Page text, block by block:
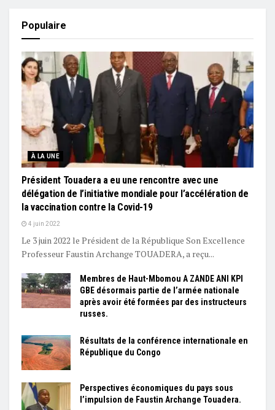
Populaire
À LA UNE
Président Touadera a eu une rencontre avec une
délégation de l’initiative mondiale pour l’accélération de
la vaccination contre la Covid-19
4 juin 2022
Le 3 juin 2022 le Président de la République Son Excellence
Professeur Faustin Archange TOUADERA, a reçu...
Membres de Haut-Mbomou A ZANDE ANI KPI
GBE désormais partie de l’armée nationale
après avoir été formées par des instructeurs
russes.
Résultats de la conférence internationale en
République du Congo
Perspectives économiques du pays sous
l’impulsion de Faustin Archange Touadera.